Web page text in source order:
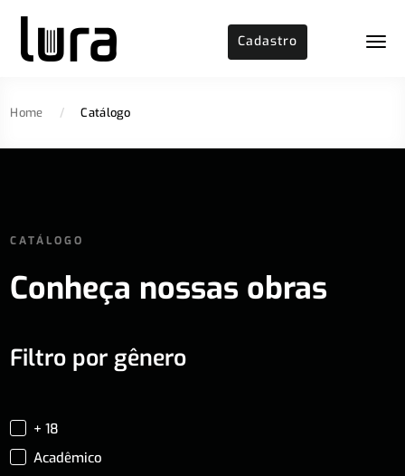
Cadastro
Home / Catálogo
CATÁLOGO
Conheça nossas obras
Filtro por gênero
+ 18
Acadêmico